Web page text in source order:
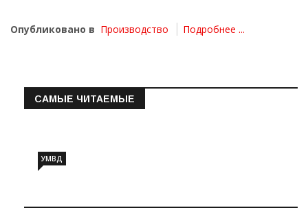
Опубликовано в Производство Подробнее ...
САМЫЕ ЧИТАЕМЫЕ
УМВД